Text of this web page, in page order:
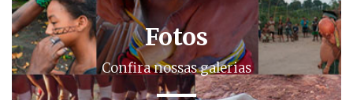
Fotos
Confira nossas galerias